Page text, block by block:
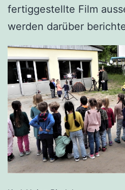
fertiggestellte Film
werden darüber